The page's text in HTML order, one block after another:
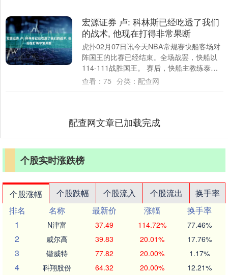
宏源证券 卢: 科林斯已经吃透了我们
的战术, 他现在打得非常果断
虎扑02月07日讯今天NBA常规赛快船客场对
阵国王的比赛已经结束。全场战罢，快船以
114-111战胜国王。 赛后，快船主教练泰伦-
卢接受了记者采访，并谈到了科林....
查看： 75 分类： 配查网
配查网文章已加载完成
个股实时涨跌榜
个股涨幅 个股跌幅 个股流入 个股流出
换手率
排名
名称 最新价 涨幅
换手率
1
N津富 37.49 114.72% 77.46%
2 威尔高 39.83 20.01% 17.76%
3 锴威特 77.82 20.00% 1.17%
4 科翔股份 64.32 20.00% 12.21%